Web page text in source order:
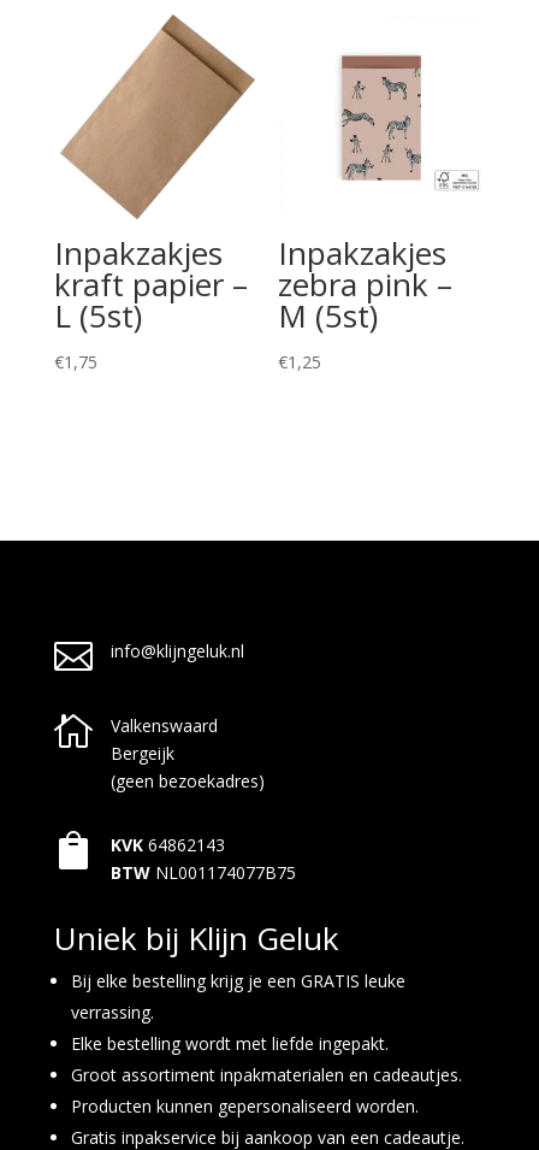
Inpakzakjes
kraft papier –
L (5st)
€1,75
Inpakzakjes
zebra pink –
M (5st)
€1,25
 info@klijngeluk.nl

Valkenswaard
Bergeijk
(geen bezoekadres)
 KVK 64862143
BTW NL001174077B75
Uniek bij Klijn Geluk
Bij elke bestelling krijg je een GRATIS leuke
verrassing.
Elke bestelling wordt met liefde ingepakt.
Groot assortiment inpakmaterialen en cadeautjes.
Producten kunnen gepersonaliseerd worden.
Gratis inpakservice bij aankoop van een cadeautje.